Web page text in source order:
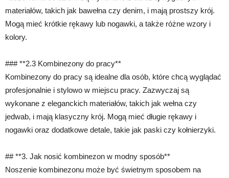
materiałów, takich jak bawełna czy denim, i mają prostszy krój.
Mogą mieć krótkie rękawy lub nogawki, a także różne wzory i
kolory.
### **2.3 Kombinezony do pracy**
Kombinezony do pracy są idealne dla osób, które chcą wyglądać
profesjonalnie i stylowo w miejscu pracy. Zazwyczaj są
wykonane z eleganckich materiałów, takich jak wełna czy
jedwab, i mają klasyczny krój. Mogą mieć długie rękawy i
nogawki oraz dodatkowe detale, takie jak paski czy kołnierzyki.
## **3. Jak nosić kombinezon w modny sposób**
Noszenie kombinezonu może być świetnym sposobem na